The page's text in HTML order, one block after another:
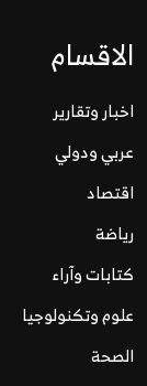
الاقسام
اخبار وتقارير
عربي ودولي
اقتصاد
رياضة
كتابات وآراء
علوم وتكنولوجيا
الصحة